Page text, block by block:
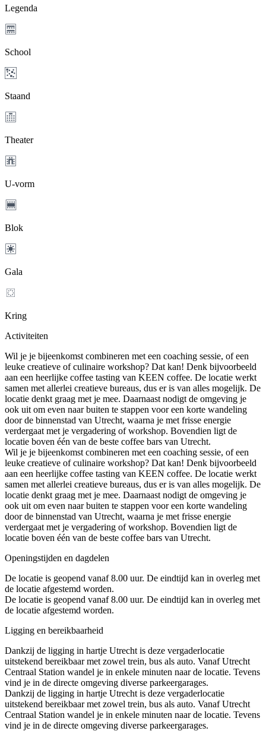
Legenda
School
Staand
Theater
U-vorm
Blok
Gala
Kring
Activiteiten
Wil je je bijeenkomst combineren met een coaching sessie, of een
leuke creatieve of culinaire workshop? Dat kan! Denk bijvoorbeeld
aan een heerlijke coffee tasting van KEEN coffee. De locatie werkt
samen met allerlei creatieve bureaus, dus er is van alles mogelijk. De
locatie denkt graag met je mee. Daarnaast nodigt de omgeving je
ook uit om even naar buiten te stappen voor een korte wandeling
door de binnenstad van Utrecht, waarna je met frisse energie
verdergaat met je vergadering of workshop. Bovendien ligt de
locatie boven één van de beste coffee bars van Utrecht.
Wil je je bijeenkomst combineren met een coaching sessie, of een
leuke creatieve of culinaire workshop? Dat kan! Denk bijvoorbeeld
aan een heerlijke coffee tasting van KEEN coffee. De locatie werkt
samen met allerlei creatieve bureaus, dus er is van alles mogelijk. De
locatie denkt graag met je mee. Daarnaast nodigt de omgeving je
ook uit om even naar buiten te stappen voor een korte wandeling
door de binnenstad van Utrecht, waarna je met frisse energie
verdergaat met je vergadering of workshop. Bovendien ligt de
locatie boven één van de beste coffee bars van Utrecht.
Openingstijden en dagdelen
De locatie is geopend vanaf 8.00 uur. De eindtijd kan in overleg met
de locatie afgestemd worden.
De locatie is geopend vanaf 8.00 uur. De eindtijd kan in overleg met
de locatie afgestemd worden.
Ligging en bereikbaarheid
Dankzij de ligging in hartje Utrecht is deze vergaderlocatie
uitstekend bereikbaar met zowel trein, bus als auto. Vanaf Utrecht
Centraal Station wandel je in enkele minuten naar de locatie. Tevens
vind je in de directe omgeving diverse parkeergarages.
Dankzij de ligging in hartje Utrecht is deze vergaderlocatie
uitstekend bereikbaar met zowel trein, bus als auto. Vanaf Utrecht
Centraal Station wandel je in enkele minuten naar de locatie. Tevens
vind je in de directe omgeving diverse parkeergarages.